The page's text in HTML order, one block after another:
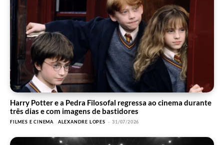
Harry Potter e a Pedra Filosofal regressa ao cinema durante
três dias e com imagens de bastidores
FILMES E CINEMA ALEXANDRE LOPES - 31/07/2026